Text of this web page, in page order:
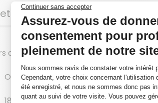
retour
d'enfance. Toutes les caractéristiques
Oui